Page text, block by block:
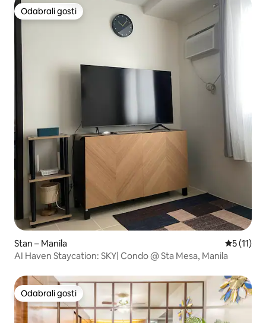
Odabrali gosti
Odabrali gosti
Stan – Manila
5 (11)
AI Haven Staycation: SKY| Condo @ Sta Mesa, Manila
Odabrali gosti
Odabrali gosti